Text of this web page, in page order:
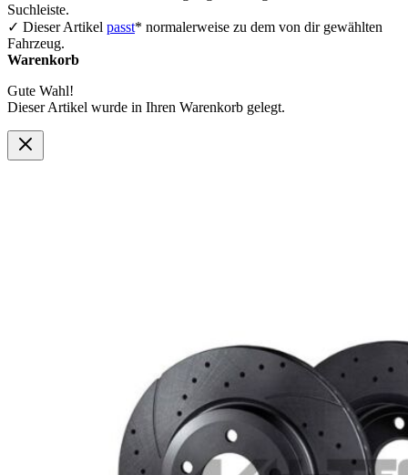
Suchleiste.
✓ Dieser Artikel passt* normalerweise zu dem von dir gewählten
Fahrzeug.
Warenkorb
Gute Wahl!
Dieser Artikel wurde in Ihren Warenkorb gelegt.